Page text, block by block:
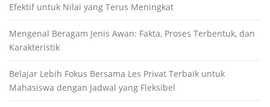
Efektif untuk Nilai yang Terus Meningkat
Mengenal Beragam Jenis Awan: Fakta, Proses Terbentuk, dan
Karakteristik
Belajar Lebih Fokus Bersama Les Privat Terbaik untuk
Mahasiswa dengan Jadwal yang Fleksibel